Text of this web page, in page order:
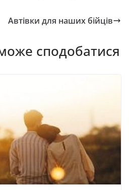
Автівки для наших бійців
сподобатися